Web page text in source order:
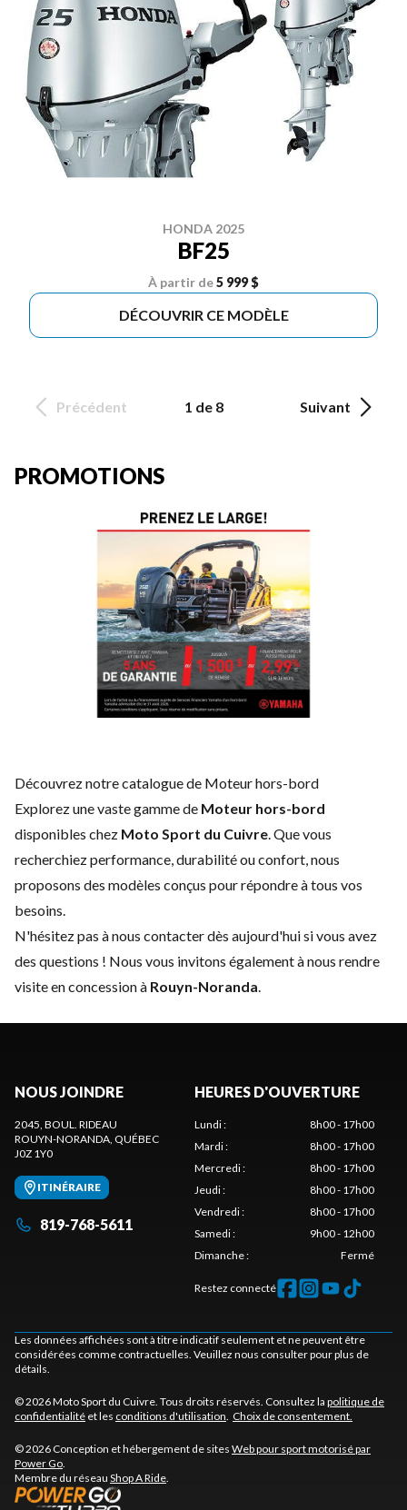
HONDA 2025
BF25
À partir de5 999 $
DÉCOUVRIR CE MODÈLE
Précédent 1 de 8 Suivant
PROMOTIONS
Découvrez notre catalogue de Moteur hors-bord
Explorez une vaste gamme de Moteur hors-bord
disponibles chez Moto Sport du Cuivre. Que vous
recherchiez performance, durabilité ou confort, nous
proposons des modèles conçus pour répondre à tous vos
besoins.
N'hésitez pas ànous contacterdès aujourd'hui si vous avez
des questions ! Nous vous invitons également à nous rendre
visite en concession à Rouyn-Noranda.
NOUS JOINDRE
2045, BOUL. RIDEAU
ROUYN-NORANDA, QUÉBEC
J0Z 1Y0
ITINÉRAIRE
819-768-5611
HEURES D'OUVERTURE
Lundi:
8h00 - 17h00
Mardi:
8h00 - 17h00
Mercredi:
8h00 - 17h00
Jeudi:
8h00 - 17h00
Vendredi:
8h00 - 17h00
Samedi:
9h00 - 12h00
Dimanche: Fermé
Restez connecté
Les données affichées sont à titre indicatif seulement et ne peuvent être
considérées comme contractuelles. Veuillez nous consulter pour plus de
détails.
© 2026 Moto Sport du Cuivre. Tous droits réservés. Consultez la politique de
confidentialité et les conditions d'utilisation. Choix de consentement.
© 2026 Conception et hébergement de sites Web pour sport motorisé par
Power Go.
Membre du réseau Shop A Ride.